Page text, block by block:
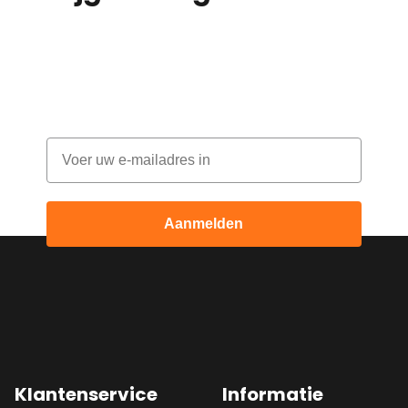
Email
Aanmelden
Klantenservice Informatie